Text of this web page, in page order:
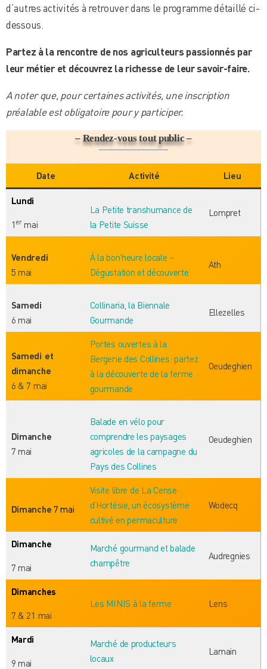
d’autres activités à retrouver dans le programme détaillé ci-
dessous.
Partez à la rencontre de nos agriculteurs passionnés par
leur métier et découvrez la richesse de leur savoir-faire.
A noter que, pour certaines activités, une inscription
préalable est obligatoire pour y participer.
– Rendez-vous tout public –
Date Activité Lieu
Lundi
1 ermai
La Petite transhumance de
la Petite Suisse
Lompret
Vendredi
5 mai
Á la bon’heure locale –
Dégustation et découverte
Ath
Samedi
6 mai
Collinaria, la Biennale
Gourmande
Ellezelles
Samedi et
dimanche
6 & 7 mai
Portes ouvertes à la
Bergerie des Collines: partez
à la découverte de la ferme
gourmande
Oeudeghien
Dimanche
7 mai
Balade en vélo pour
comprendre les paysages
agricoles de la campagne du
Pays des Collines
Oeudeghien
Dimanche 7 mai
Visite libre de La Cense
d’Hortésie, un écosystème
cultivé en permaculture
Wodecq
Dimanche
7 mai
Marché gourmand et balade
champêtre
Audregnies
Dimanches
7 & 21 mai
Les MINIS à la ferme Lens
Mardi
9 mai
Marché de producteurs
locaux
Lamain